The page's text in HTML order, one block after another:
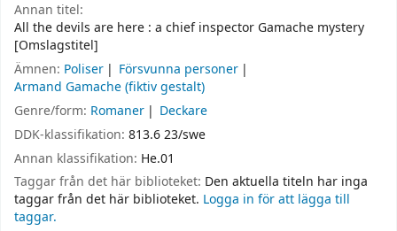
Annan titel:
All the devils are here : a chief inspector Gamache mystery
[Omslagstitel]
Ämnen: Poliser
Försvunna personer
Armand Gamache (fiktiv gestalt)
Genre/form: Romaner
Deckare
DDK-klassifikation: 813.6 23/swe
Annan klassifikation: He.01
Taggar från det här biblioteket: Den aktuella titeln har inga
taggar från det här biblioteket. Logga in för att lägga till
taggar.